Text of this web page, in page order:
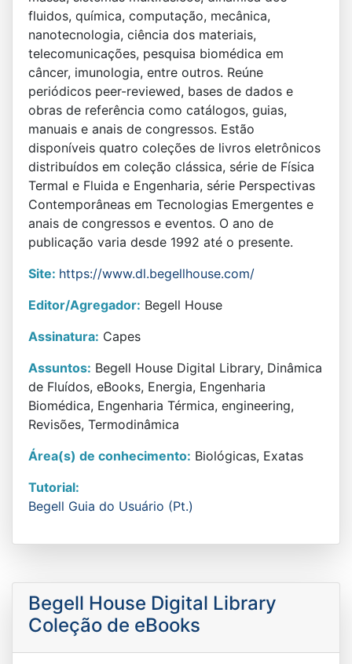
fluidos, química, computação, mecânica,
nanotecnologia, ciência dos materiais,
telecomunicações, pesquisa biomédica em
câncer, imunologia, entre outros. Reúne
periódicos peer-reviewed, bases de dados e
obras de referência como catálogos, guias,
manuais e anais de congressos. Estão
disponíveis quatro coleções de livros eletrônicos
distribuídos em coleção clássica, série de Física
Termal e Fluida e Engenharia, série Perspectivas
Contemporâneas em Tecnologias Emergentes e
anais de congressos e eventos. O ano de
publicação varia desde 1992 até o presente.
Site: https://www.dl.begellhouse.com/
Editor/Agregador: Begell House
Assinatura: Capes
Assuntos: Begell House Digital Library, Dinâmica
de Fluídos, eBooks, Energia, Engenharia
Biomédica, Engenharia Térmica, engineering,
Revisões, Termodinâmica
Área(s) de conhecimento: Biológicas, Exatas
Tutorial:
Begell Guia do Usuário (Pt.)
Begell House Digital Library
Coleção de eBooks